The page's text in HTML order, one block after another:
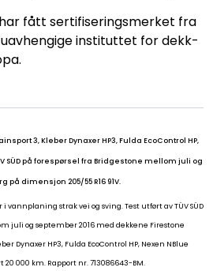
fått sertifiseringsmerket fra
uavhengige instituttet for dekk-
3, Kleber Dynaxer HP3, Fulda EcoControl HP,
SÜD på forespørsel fra Bridgestone mellom juli og
på dimensjon 205/55 R16 91V.
strak vei og sving. Test utført av TÜV SÜD
juli og september 2016 med dekkene Firestone
Dynaxer HP3, Fulda EcoControl HP, Nexen NBlue
20 000 km. Rapport nr. 713086643-BM.